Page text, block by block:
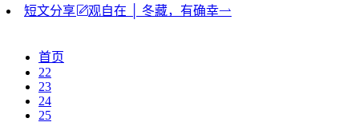
短文分享
观自在 │ 冬藏，有确幸
首页
22
23
24
25